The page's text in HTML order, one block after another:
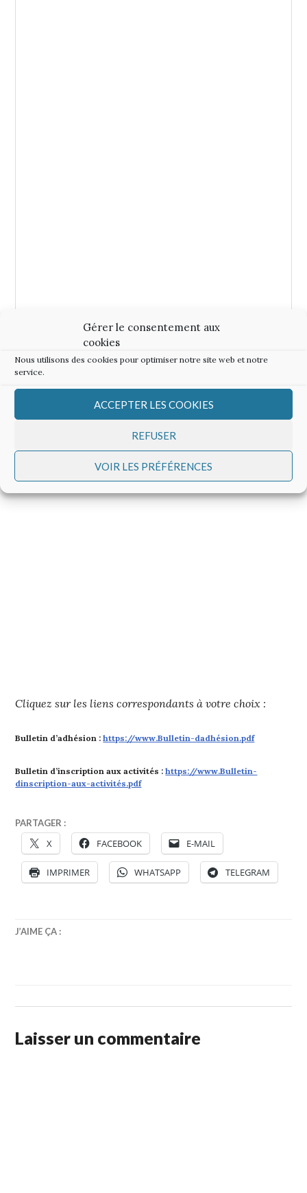
Gérer le consentement aux
cookies
Nous utilisons des cookies pour optimiser notre site web et notre
service.
ACCEPTER LES COOKIES
REFUSER
VOIR LES PRÉFÉRENCES
CONTACTEZ-NOUS
Cliquez sur les liens correspondants à votre choix :
Bulletin d’adhésion :https://www.Bulletin-dadhésion.pdf
Bulletin d’inscription aux activités :https://www.Bulletin-
dinscription-aux-activités.pdf
PARTAGER :
X FACEBOOK E-MAIL
IMPRIMER WHATSAPP TELEGRAM
J’AIME ÇA :
Laisser un commentaire